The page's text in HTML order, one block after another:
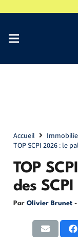
Accueil
TOP SCPI 2026 : le
TOP
des
Par Olivier Brunet -